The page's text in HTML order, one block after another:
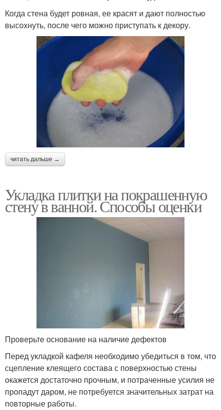
Когда стена будет ровная, ее красят и дают полностью
высохнуть, после чего можно приступать к декору.
читать дальше →
Укладка плитки на покрашенную
стену в ванной. Способы оценки
Проверьте основание на наличие дефектов
Перед укладкой кафеля необходимо убедиться в том, что
сцепление клеящего состава с поверхностью стены
окажется достаточно прочным, и потраченные усилия не
пропадут даром, не потребуется значительных затрат на
повторные работы.